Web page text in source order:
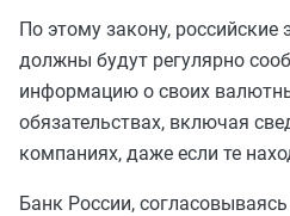
По этому закону, российские
должны будут регулярно
информацию о своих
обязательствах, включая
компаниях, даже если те
Банк России,